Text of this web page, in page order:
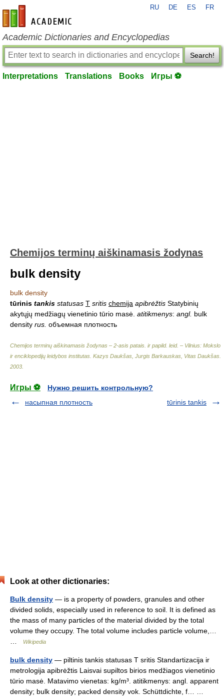
en-academic.com
RU DE ES FR
Academic Dictionaries and Encyclopedias
Search!
Interpretations Translations Books Игры ⚽
Chemijos terminų aiškinamasis žodynas
bulk density
bulk density
tūrinis tankis statusas T sritis chemija apibrėžtis Statybinių
akytųjų medžiagų vienetinio tūrio masė. atitikmenys: angl. bulk
density rus. объемная плотность
Chemijos terminų aiškinamasis žodynas – 2-asis patais. ir papild. leid. – Vilnius: Mokslo
ir enciklopedijų leidybos institutas Kazys Daukšas, Jurgis Barkauskas, Vitas Daukšas
2003
Игры ⚽
Нужно решить контрольную?
насыпная плотность
tūrinis tankis
Look at other dictionaries:
Bulk density — is a property of powders, granules and other
divided solids, especially used in reference to soil. It is defined as
the mass of many particles of the material divided by the total
volume they occupy. The total volume includes particle volume,…
Wikipedia
bulk density — piltinis tankis statusas T sritis Standartizacija ir
metrologija apibrėžtis Laisvai supiltos birios medžiagos vienetinio
tūrio masė. Matavimo vienetas: kg/m³. atitikmenys: angl. apparent
density; bulk density; packed density vok. Schüttdichte, f… …